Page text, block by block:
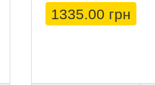
1335.00 грн